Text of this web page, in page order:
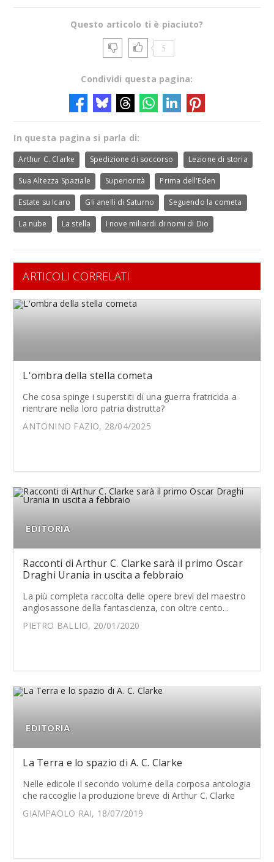
Questo articolo ti è piaciuto?
5
Condividi questa pagina:
In questa pagina si parla di:
Arthur C. Clarke Spedizione di soccorso Lezione di storia
Sua Altezza Spaziale Superiorità Prima dell'Eden
Estate su Icaro Gli anelli di Saturno Seguendo la cometa
La nube La stella I nove miliardi di nomi di Dio
ARTICOLI CORRELATI
L'ombra della stella cometa
Che cosa spinge i superstiti di una guerra fratricida a
rientrare nella loro patria distrutta?
ANTONINO FAZIO, 28/04/2025
EDITORIA
Racconti di Arthur C. Clarke sarà il primo Oscar
Draghi Urania in uscita a febbraio
La più completa raccolta delle opere brevi del maestro
anglosassone della fantascienza, con oltre cento...
PIETRO BALLIO, 20/01/2020
EDITORIA
La Terra e lo spazio di A. C. Clarke
Nelle edicole il secondo volume della corposa antologia
che raccoglie la produzione breve di Arthur C. Clarke
GIAMPAOLO RAI, 18/07/2019